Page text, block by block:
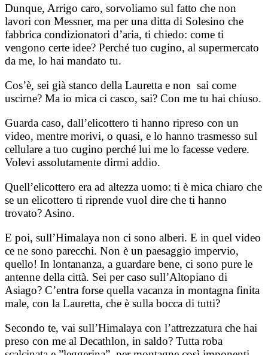
Dunque, Arrigo caro, sorvoliamo sul fatto che non
lavori con Messner, ma per una ditta di Solesino che
fabbrica condizionatori d’aria, ti chiedo: come ti
vengono certe idee? Perché tuo cugino, al supermercato
da me, lo hai mandato tu.
Cos’è, sei già stanco della Lauretta e non sai come
uscirne? Ma io mica ci casco, sai? Con me tu hai chiuso.
Guarda caso, dall’elicottero ti hanno ripreso con un
video, mentre morivi, o quasi, e lo hanno trasmesso sul
cellulare a tuo cugino perché lui me lo facesse vedere.
Volevi assolutamente dirmi addio.
Quell’elicottero era ad altezza uomo: ti è mica chiaro che
se un elicottero ti riprende vuol dire che ti hanno
trovato? Asino.
E poi, sull’Himalaya non ci sono alberi. E in quel video
ce ne sono parecchi. Non è un paesaggio impervio,
quello! In lontananza, a guardare bene, ci sono pure le
antenne della città. Sei per caso sull’Altopiano di
Asiago? C’entra forse quella vacanza in montagna finita
male, con la Lauretta, che è sulla bocca di tutti?
Secondo te, vai sull’Himalaya con l’attrezzatura che hai
preso con me al Decathlon, in saldo? Tutta roba